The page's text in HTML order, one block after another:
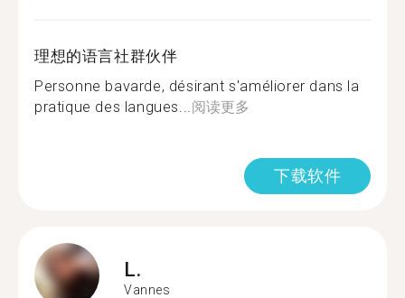
理想的语言社群伙伴
Personne bavarde, désirant s'améliorer dans la
pratique des langues...阅读更多
下载软件
L.
Vannes